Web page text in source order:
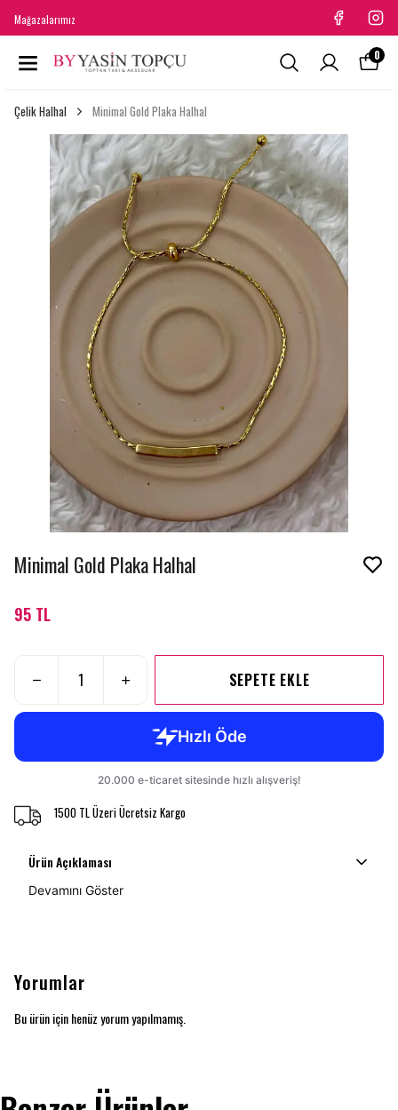
Mağazalarımız
0
Çelik Halhal Minimal Gold Plaka Halhal
Minimal Gold Plaka Halhal
95 TL
SEPETE EKLE
1500 TL Üzeri Ücretsiz Kargo
Ürün Açıklaması
Devamını Göster
Yorumlar
Bu ürün için henüz yorum yapılmamış.